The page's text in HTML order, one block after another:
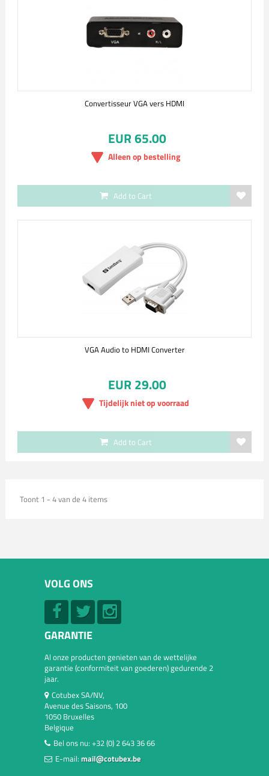
Convertisseur VGA vers HDMI
EUR 65.00
Alleen op bestelling
Add to Cart
VGA Audio to HDMI Converter
EUR 29.00
Tijdelijk niet op voorraad
Add to Cart
Toont 1 - 4 van de 4 items
VOLG ONS
GARANTIE
Al onze producten genieten van de wettelijke
garantie (conformiteit van goederen) gedurende 2
jaar.
Cotubex SA/NV,
Avenue des Saisons, 100
1050 Bruxelles
Belgique
Bel ons nu: +32 (0) 2 643 36 66
E-mail: mail@cotubex.be